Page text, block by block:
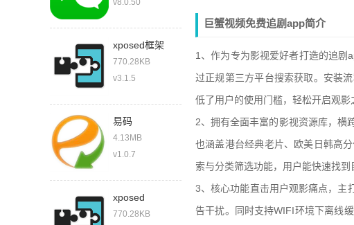
v8.0.50
xposed框架
770.28KB
v3.1.5
易码
4.13MB
v1.0.7
xposed
770.28KB
巨蟹视频免费追剧app简介
1、作为专为影视爱好者打造的追剧
过正规第三方平台搜索获取。安装
低了用户的使用门槛，轻松开启观影
2、拥有全面丰富的影视资源库，横
也涵盖港台经典老片、欧美日韩高
索与分类筛选功能，用户能快速找到
3、核心功能直击用户观影痛点，主
告干扰。同时支持WIFI环境下离线